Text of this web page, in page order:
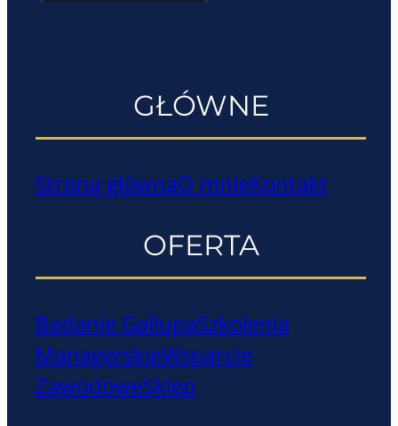
GŁÓWNE
Strona głównaO mnieKontakt
OFERTA
Badanie GallupaSzkolenia
ManagerskieWsparcie
ZawodoweSklep